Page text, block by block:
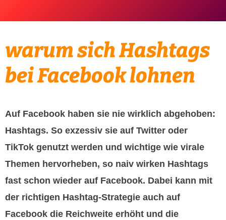
warum sich Hashtags
bei Facebook lohnen
Auf Facebook haben sie nie wirklich abgehoben:
Hashtags. So exzessiv sie auf Twitter oder
TikTok genutzt werden und wichtige wie virale
Themen hervorheben, so naiv wirken Hashtags
fast schon wieder auf Facebook. Dabei kann mit
der richtigen Hashtag-Strategie auch auf
Facebook die Reichweite erhöht und die